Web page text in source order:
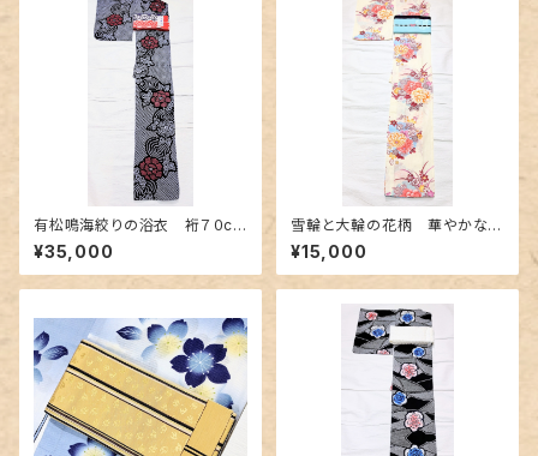
有松鳴海絞りの浴衣 裄７０cm
濃紺地に赤色の牡丹柄
¥35,000
雪輪と大輪の花柄 華やかな浴
衣
¥15,000